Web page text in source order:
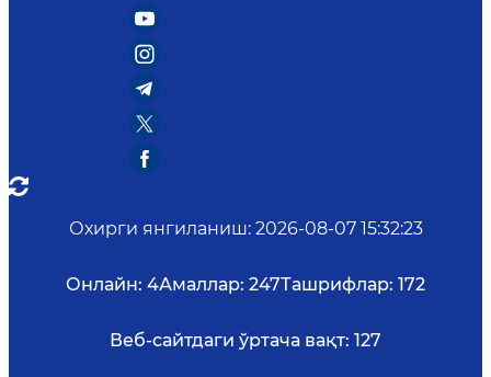
Охирги янгиланиш: 2026-08-07 15:32:23
Онлайн: 4Амаллар: 247Ташрифлар: 172
Веб-сайтдаги ўртача вақт: 127